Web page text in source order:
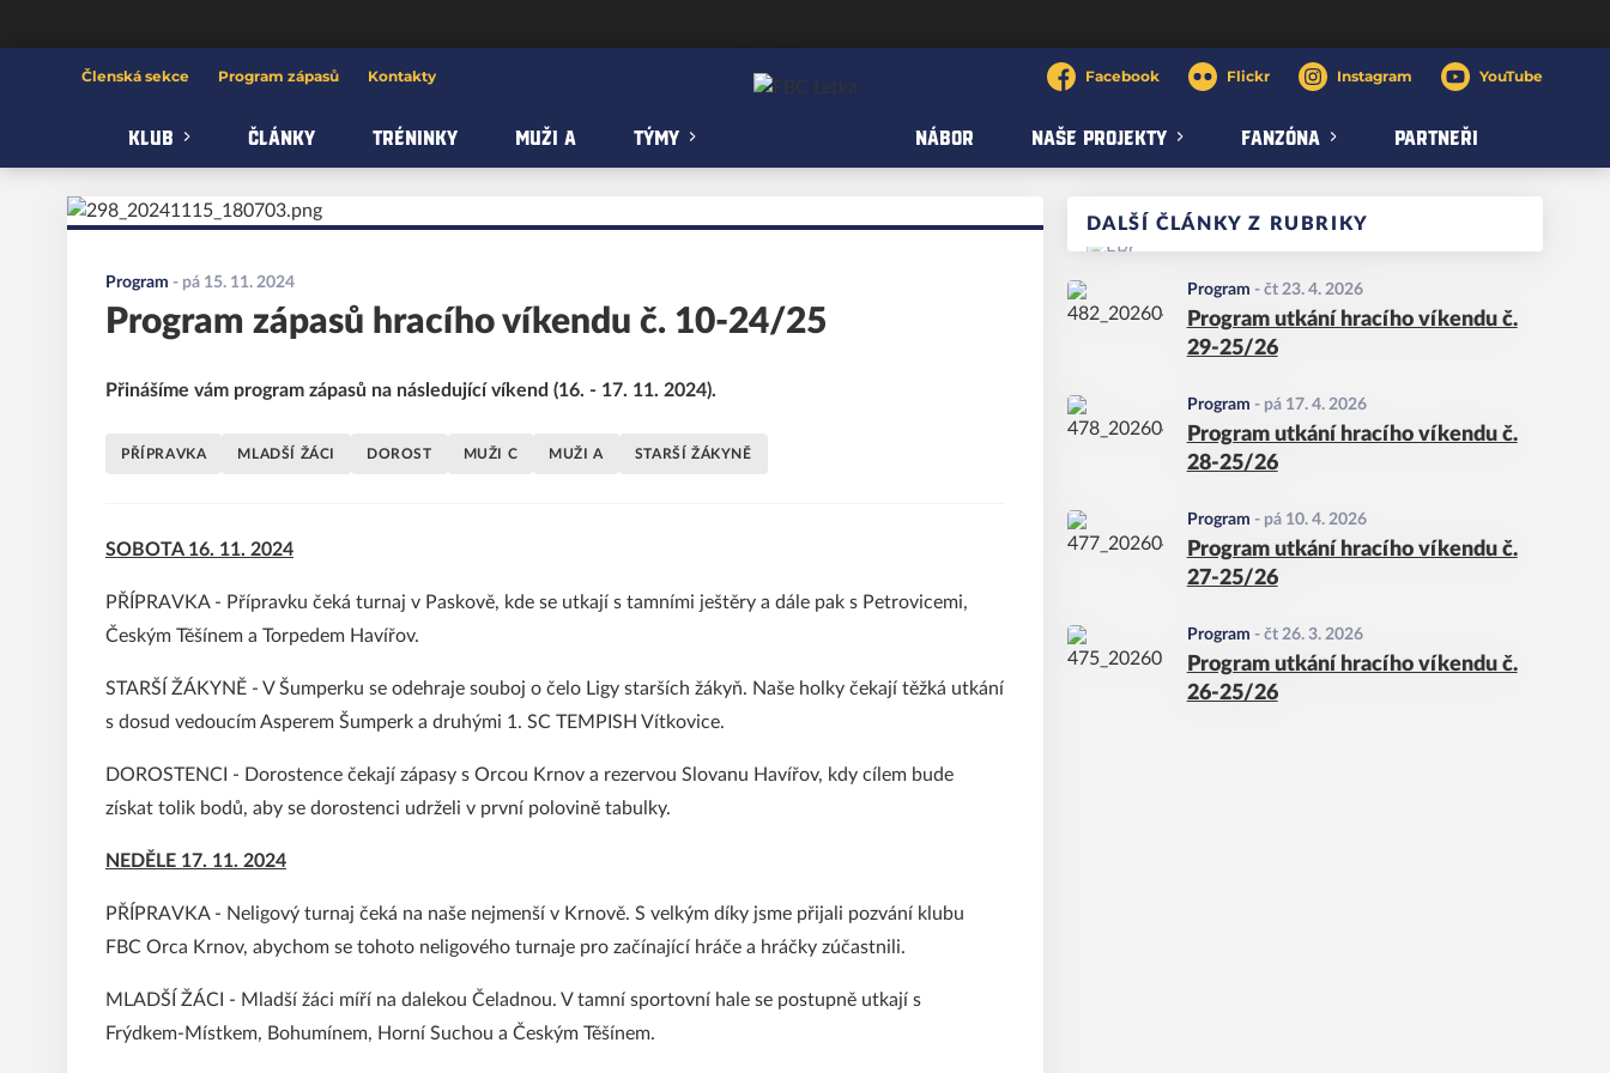
Členská sekce Program zápasů Kontakty Facebook Flickr Instagram YouTube
KLUB ČLÁNKY TRÉNINKY MUŽI A TÝMY NÁBOR NAŠE PROJEKTY FANZÓNA PARTNEŘI
DALŠÍ ČLÁNKY Z RUBRIKY
Program - čt 23. 4. 2026
Program utkání hracího víkendu č.
29-25/26
Program - pá 17. 4. 2026
Program utkání hracího víkendu č.
28-25/26
Program - pá 10. 4. 2026
Program utkání hracího víkendu č.
27-25/26
Program - čt 26. 3. 2026
Program utkání hracího víkendu č.
26-25/26
Program - pá 15. 11. 2024
Program zápasů hracího víkendu č. 10-24/25
Přinášíme vám program zápasů na následující víkend (16. - 17. 11. 2024).
PŘÍPRAVKA MLADŠÍ ŽÁCI DOROST MUŽI C MUŽI A STARŠÍ ŽÁKYNĚ
SOBOTA 16. 11. 2024
PŘÍPRAVKA - Přípravku čeká turnaj v Paskově, kde se utkají s tamními ještěry a dále pak s Petrovicemi,
Českým Těšínem a Torpedem Havířov.
STARŠÍ ŽÁKYNĚ - V Šumperku se odehraje souboj o čelo Ligy starších žákyň. Naše holky čekají těžká utkání
s dosud vedoucím Asperem Šumperk a druhými 1. SC TEMPISH Vítkovice.
DOROSTENCI - Dorostence čekají zápasy s Orcou Krnov a rezervou Slovanu Havířov, kdy cílem bude
získat tolik bodů, aby se dorostenci udrželi v první polovině tabulky.
NEDĚLE 17. 11. 2024
PŘÍPRAVKA - Neligový turnaj čeká na naše nejmenší v Krnově. S velkým díky jsme přijali pozvání klubu
FBC Orca Krnov, abychom se tohoto neligového turnaje pro začínající hráče a hráčky zúčastnili.
MLADŠÍ ŽÁCI - Mladší žáci míří na dalekou Čeladnou. V tamní sportovní hale se postupně utkají s
Frýdkem-Místkem, Bohumínem, Horní Suchou a Českým Těšínem.